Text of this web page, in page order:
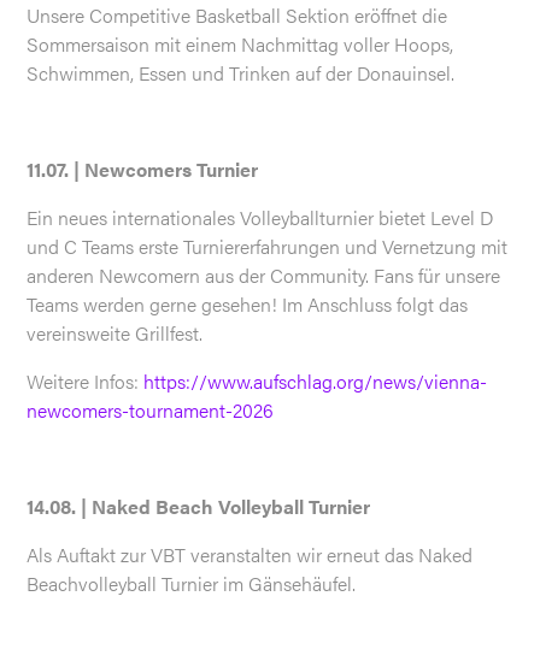
Unsere Competitive Basketball Sektion eröffnet die
Sommersaison mit einem Nachmittag voller Hoops,
Schwimmen, Essen und Trinken auf der Donauinsel.
11.07. | Newcomers Turnier
Ein neues internationales Volleyballturnier bietet Level D
und C Teams erste Turniererfahrungen und Vernetzung mit
anderen Newcomern aus der Community. Fans für unsere
Teams werden gerne gesehen! Im Anschluss folgt das
vereinsweite Grillfest.
Weitere Infos: https://www.aufschlag.org/news/vienna-
newcomers-tournament-2026
14.08. | Naked Beach Volleyball Turnier
Als Auftakt zur VBT veranstalten wir erneut das Naked
Beachvolleyball Turnier im Gänsehäufel.